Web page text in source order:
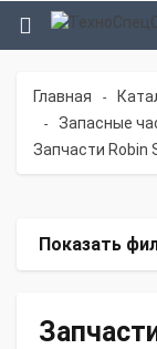
Главная -
- Запасные
Запчасти Robin
Показать